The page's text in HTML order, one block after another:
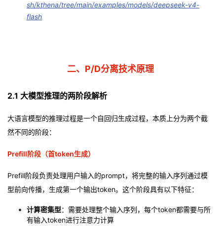
藏
sh/kthena/tree/main/examples/models/deepseek-v4-
flash
二、P/D分离技术原理
2.1 大模型推理的两阶段解析
大语言模型的推理过程是一个自回归生成过程，本质上分为两个截
然不同的阶段：
Prefill阶段（首token生成）
Prefill阶段负责处理用户输入的prompt，将完整的输入序列通过模
型前向传播，生成第一个输出token。这个阶段具有以下特征：
计算密集型：需要处理整个输入序列，每个token都需要与所
有输入token进行注意力计算